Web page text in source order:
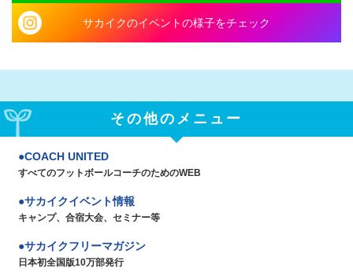
サカイクのイベントの様子をチェック
その他のメニュー
COACH UNITED
すべてのフットボールコーチのためのWEB
サカイクイベント情報
キャンプ、合宿大会、セミナー等
サカイクフリーマガジン
日本初全国版10万部発行